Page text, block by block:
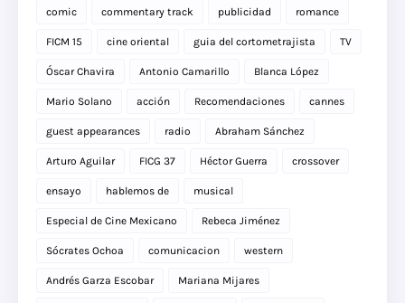
comic commentary track publicidad romance
FICM 15 cine oriental guia del cortometrajista TV
Óscar Chavira Antonio Camarillo Blanca López
Mario Solano acción Recomendaciones cannes
guest appearances radio Abraham Sánchez
Arturo Aguilar FICG 37 Héctor Guerra crossover
ensayo hablemos de musical
Especial de Cine Mexicano Rebeca Jiménez
Sócrates Ochoa comunicacion western
Andrés Garza Escobar Mariana Mijares